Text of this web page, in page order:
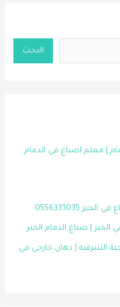
البحث
| معلم اصباغ في الدمام
0556331035
| صباغ الدمام الخبر
الشرقية | دهان خارجي في